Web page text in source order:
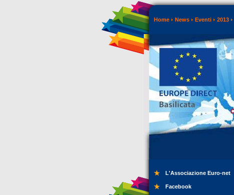
Home News Eventi 2013
L'Associazione Euro-net
Facebook